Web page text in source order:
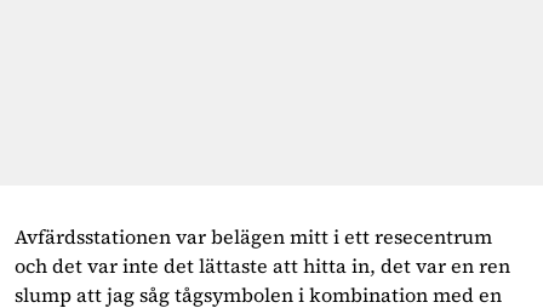
Avfärdsstationen var belägen mitt i ett resecentrum
och det var inte det lättaste att hitta in, det var en ren
slump att jag såg tågsymbolen i kombination med en